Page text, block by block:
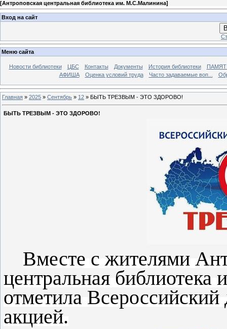
[Антроповская центральная библиотека им. М.С.Малинина]
Вход на сайт
Меню сайта
Новости библиотеки ЦБС Контакты Документы История библиотеки
АФИША
Оценка условий труда Часто задаваемые воп...
Главная » 2025 » Сентябрь » 12 » БЫТЬ ТРЕЗВЫМ - ЭТО ЗДОРОВО!
БЫТЬ ТРЕЗВЫМ - ЭТО ЗДОРОВО!
Вместе с жителями
центральная
отметила Всероссийский
акцией.